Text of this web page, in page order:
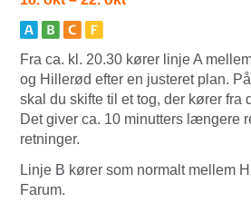
Fra ca. kl. 20.30 kører linje A
og Hillerød efter en justeret plan.
skal du skifte til et tog, der kører fra
Det giver ca. 10 minutters længere
retninger.
Linje B kører som normalt mellem
Farum.